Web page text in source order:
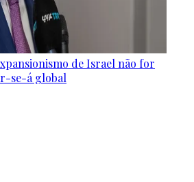
de Israel não for
se-á global